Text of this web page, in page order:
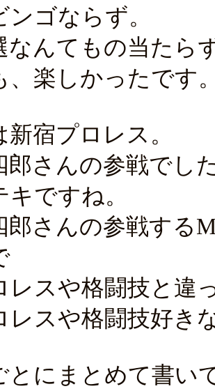
ンゴならず。
なんてもの当たら
、楽しかったです
新宿プロレス。
郎さんの参戦でし
キですね。
郎さんの参戦する
レスや格闘技と違
レスや格闘技好き
とにまとめて書い